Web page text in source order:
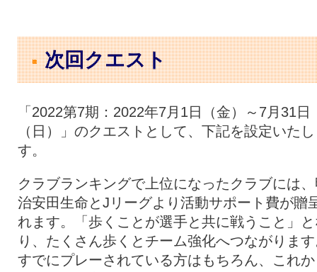
次回クエスト
「2022第7期：2022年7月1日（金）～7月31日
（日）」のクエストとして、下記を設定いた
す。
クラブランキングで上位になったクラブには
治安田生命とJリーグより活動サポート費が贈
れます。「歩くことが選手と共に戦うこと」
り、たくさん歩くとチーム強化へつながりま
すでにプレーされている方はもちろん、これ